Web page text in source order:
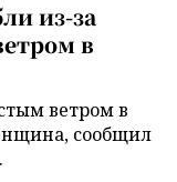
из-за
в
ветром в
сообщил